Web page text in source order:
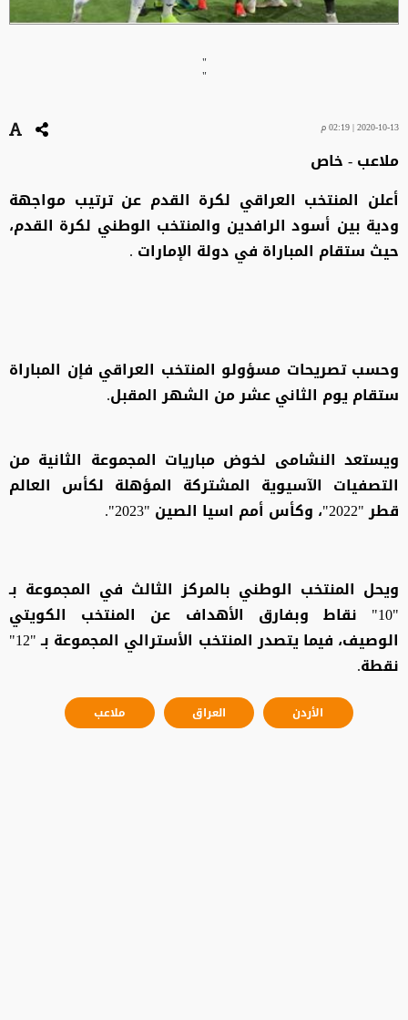
"
"
2020-10-13 | 02:19 م
ملاعب - خاص
أعلن المنتخب العراقي لكرة القدم عن ترتيب مواجهة
ودية بين أسود الرافدين والمنتخب الوطني لكرة القدم،
حيث ستقام المباراة في دولة الإمارات .
وحسب تصريحات مسؤولو المنتخب العراقي فإن المباراة
ستقام يوم الثاني عشر من الشهر المقبل.
ويستعد النشامى لخوض مباريات المجموعة الثانية من
التصفيات الآسيوية المشتركة المؤهلة لكأس العالم
قطر "2022"، وكأس أمم اسيا الصين "2023".
ويحل المنتخب الوطني بالمركز الثالث في المجموعة بـ
"10" نقاط وبفارق الأهداف عن المنتخب الكويتي
الوصيف، فيما يتصدر المنتخب الأسترالي المجموعة بـ "12"
نقطة.
الأردن العراق ملاعب